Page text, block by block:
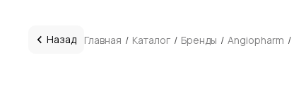
Назад Главная Каталог Бренды Angiopharm